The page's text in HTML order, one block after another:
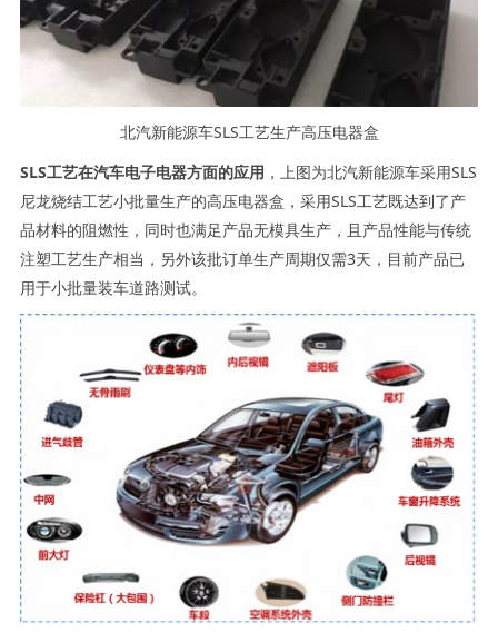
北汽新能源车SLS工艺生产高压电器盒
SLS工艺在汽车电子电器方面的应用 ，上图为北汽新能源车采用SLS
尼龙烧结工艺小批量生产的高压电器盒，采用SLS工艺既达到了产
品材料的阻燃性，同时也满足产品无模具生产，且产品性能与传统
注塑工艺生产相当，另外该批订单生产周期仅需3天，目前产品已
用于小批量装车道路测试。